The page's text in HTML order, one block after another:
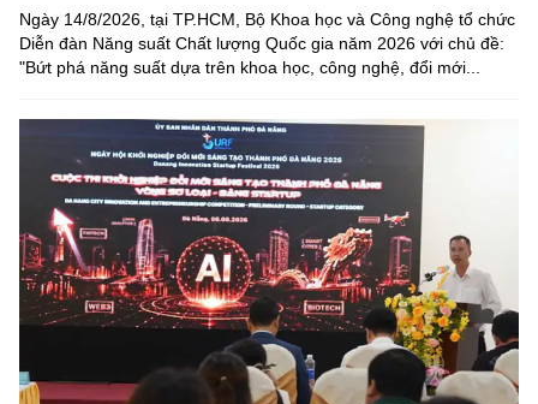
Ngày 14/8/2026, tại TP.HCM, Bộ Khoa học và Công nghệ tổ chức
Diễn đàn Năng suất Chất lượng Quốc gia năm 2026 với chủ đề:
"Bứt phá năng suất dựa trên khoa học, công nghệ, đổi mới...